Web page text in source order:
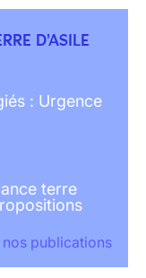
D'ASILE
: Urgence
terre
publications